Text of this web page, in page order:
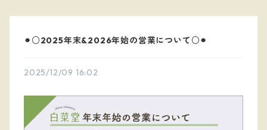
⚫︎○2025年末&2026年始の営業について○⚫︎
2025/12/09 16:02